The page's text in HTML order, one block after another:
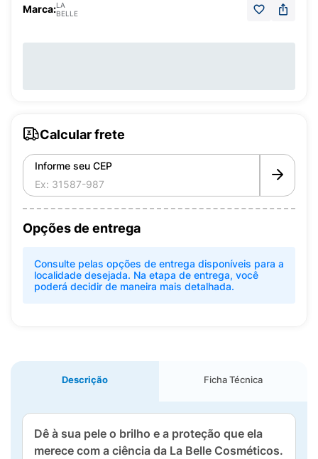
Marca:LA
BELLE
Calcular frete
Informe seu CEP
Opções de entrega
Consulte pelas opções de entrega disponíveis para a
localidade desejada. Na etapa de entrega, você
poderá decidir de maneira mais detalhada.
Descrição Ficha Técnica
Dê à sua pele o brilho e a proteção que ela
merece com a ciência da La Belle Cosméticos.